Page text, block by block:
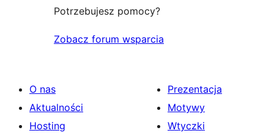
Potrzebujesz pomocy?
Zobacz forum wsparcia
O nas
Aktualności
Hosting
Prezentacja
Motywy
Wtyczki